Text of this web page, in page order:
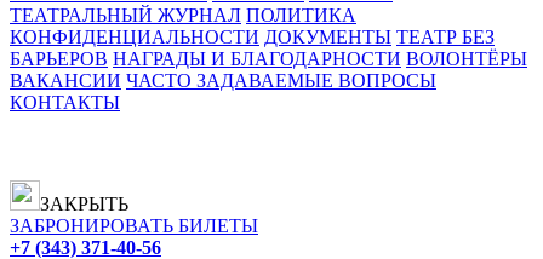
ТЕАТРАЛЬНЫЙ ЖУРНАЛ ПОЛИТИКА
КОНФИДЕНЦИАЛЬНОСТИ ДОКУМЕНТЫ ТЕАТР БЕЗ
БАРЬЕРОВ НАГРАДЫ И БЛАГОДАРНОСТИ ВОЛОНТЁРЫ
ВАКАНСИИ ЧАСТО ЗАДАВАЕМЫЕ ВОПРОСЫ
КОНТАКТЫ
ЗАКРЫТЬ
ЗАБРОНИРОВАТЬ БИЛЕТЫ
+7 (343) 371-40-56